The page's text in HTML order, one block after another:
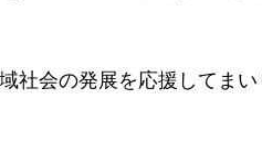
会の発展を応援してまい